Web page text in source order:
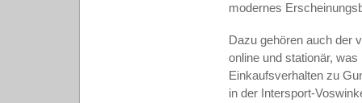
modernes
Dazu gehören auch der
online und stationär,
Einkaufsverhalten zu
in der Intersport-